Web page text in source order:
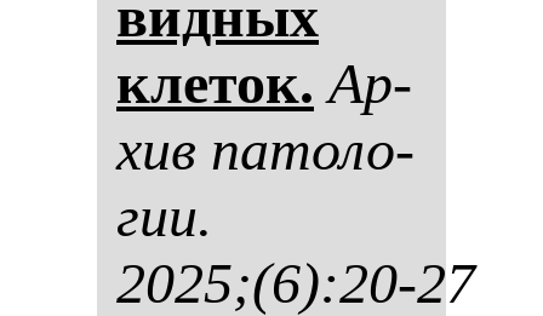
вид­ных
кле­ток. Ар­
хив па­то­ло­
гии.
2025;(6):20-27